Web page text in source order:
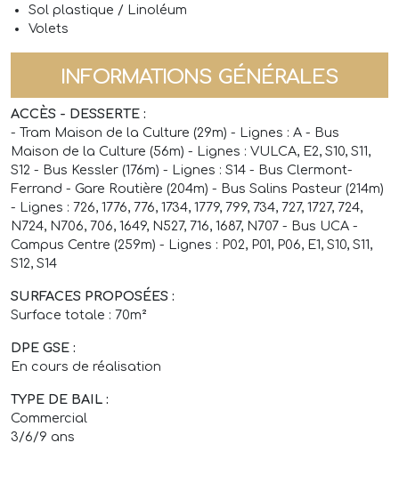
Sol plastique / Linoléum
Volets
INFORMATIONS GÉNÉRALES
ACCÈS - DESSERTE :
- Tram Maison de la Culture (29m) - Lignes : A - Bus
Maison de la Culture (56m) - Lignes : VULCA, E2, S10, S11,
S12 - Bus Kessler (176m) - Lignes : S14 - Bus Clermont-
Ferrand - Gare Routière (204m) - Bus Salins Pasteur (214m)
- Lignes : 726, 1776, 776, 1734, 1779, 799, 734, 727, 1727, 724,
N724, N706, 706, 1649, N527, 716, 1687, N707 - Bus UCA -
Campus Centre (259m) - Lignes : P02, P01, P06, E1, S10, S11,
S12, S14
SURFACES PROPOSÉES :
Surface totale : 70m²
DPE GSE :
En cours de réalisation
TYPE DE BAIL :
Commercial
3/6/9 ans